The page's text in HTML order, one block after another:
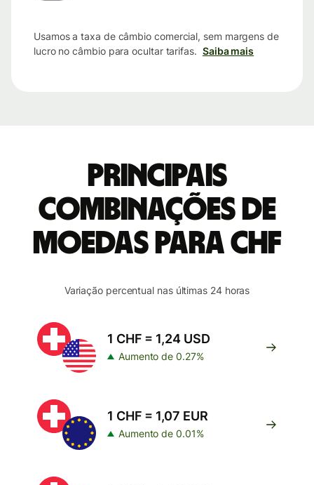
Usamos a taxa de câmbio comercial, sem margens de
lucro no câmbio para ocultar tarifas. Saiba mais
Principais
combinações de
moedas para CHF
Variação percentual nas últimas 24 horas
1 CHF = 1,24 USD
Aumento de 0.27%
1 CHF = 1,07 EUR
Aumento de 0.01%